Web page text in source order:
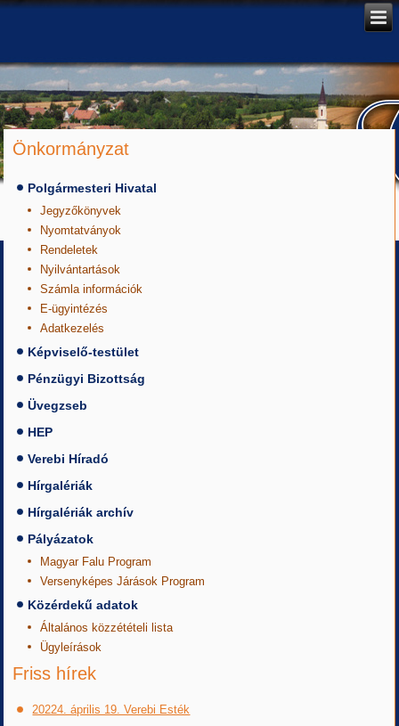
Önkormányzat
Polgármesteri Hivatal
Jegyzőkönyvek
Nyomtatványok
Rendeletek
Nyilvántartások
Számla információk
E-ügyintézés
Adatkezelés
Képviselő-testület
Pénzügyi Bizottság
Üvegzseb
HEP
Verebi Híradó
Hírgalériák
Hírgalériák archív
Pályázatok
Magyar Falu Program
Versenyképes Járások Program
Közérdekű adatok
Általános közzétételi lista
Ügyleírások
Friss hírek
20224. április 19. Verebi Esték